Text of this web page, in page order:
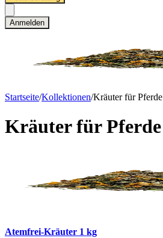
Anmelden
Startseite/Kollektionen/Kräuter für Pferde
Kräuter für Pferde
Atemfrei-Kräuter 1 kg